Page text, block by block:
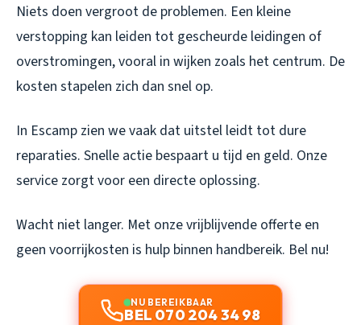
Niets doen vergroot de problemen. Een kleine
verstopping kan leiden tot gescheurde leidingen of
overstromingen, vooral in wijken zoals het centrum. De
kosten stapelen zich dan snel op.
In Escamp zien we vaak dat uitstel leidt tot dure
reparaties. Snelle actie bespaart u tijd en geld. Onze
service zorgt voor een directe oplossing.
Wacht niet langer. Met onze vrijblijvende offerte en
geen voorrijkosten is hulp binnen handbereik. Bel nu!
NU BEREIKBAAR
BEL 070 204 34 98